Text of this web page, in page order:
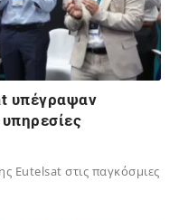
υπέγραψαν
Eutelsat στις παγκόσμιες